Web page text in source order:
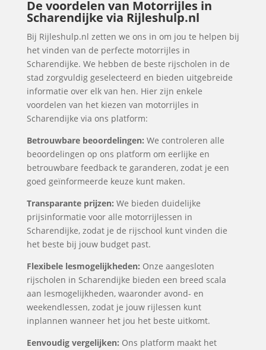
De voordelen van Motorrijles in
Scharendijke via Rijleshulp.nl
Bij Rijleshulp.nl zetten we ons in om jou te helpen bij
het vinden van de perfecte motorrijles in
Scharendijke. We hebben de beste rijscholen in de
stad zorgvuldig geselecteerd en bieden uitgebreide
informatie over elk van hen. Hier zijn enkele
voordelen van het kiezen van motorrijles in
Scharendijke via ons platform:
Betrouwbare beoordelingen: We controleren alle
beoordelingen op ons platform om eerlijke en
betrouwbare feedback te garanderen, zodat je een
goed geïnformeerde keuze kunt maken.
Transparante prijzen: We bieden duidelijke
prijsinformatie voor alle motorrijlessen in
Scharendijke, zodat je de rijschool kunt vinden die
het beste bij jouw budget past.
Flexibele lesmogelijkheden: Onze aangesloten
rijscholen in Scharendijke bieden een breed scala
aan lesmogelijkheden, waaronder avond- en
weekendlessen, zodat je jouw rijlessen kunt
inplannen wanneer het jou het beste uitkomt.
Eenvoudig vergelijken: Ons platform maakt het